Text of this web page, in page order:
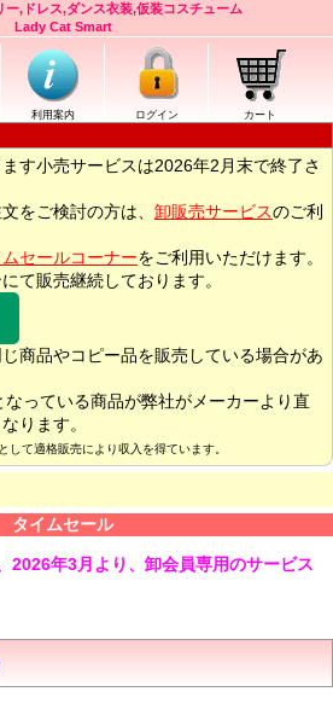
ー,ドレス,ダンス衣装,仮装コスチューム
Lady Cat Smart
利用案内 ログイン カート
す小売サービスは2026年2月末で終了さ
をご検討の方は、 卸販売サービスのご利
ムセールコーナーをご利用いただけます。
て販売継続しております。
商品やコピー品を販売している場合があ
なっている商品が弊社がメーカーより直
ります。
て適格販売により収入を得ています。
タイムセール
2026年3月より、卸会員専用のサービス